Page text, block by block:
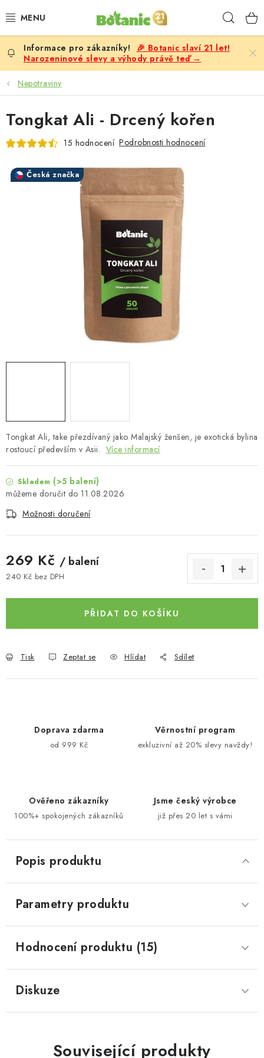
na
PREMIUM
DOPLŇKY STRAVY
CÍLE
POTRAVINY, NÁPOJE
SLEVY, AKCE
Doprava a platba Recenze
Věrnostní program
🎉 Botanic slaví 21 let!
Narozeninové slevy a výhody právě teď →
Nepotraviny
Tongkat Ali, take přezdívaný jako Malajský ženšen, je exotická bylina
rostoucí především v Asii. Více informací
Skladem (>5 balení)
11.08.2026
Možnosti doručení
269 Kč / balení
240 Kč bez DPH
PŘIDAT DO KOŠÍKU
Tisk Zeptat se Hlídat Sdílet
Tongkat Ali - Drcený kořen
15 hodnocení Podrobnosti hodnocení
Česká značka
Doprava zdarma
od 999 Kč
Věrnostní program
exkluzivní až 20% slevy navždy!
Ověřeno zákazníky
100%+ spokojených zákazníků
Jsme český výrobce
již přes 20 let s vámi
Popis produktu
Parametry produktu
Hodnocení produktu (15)
Diskuze
Související produkty